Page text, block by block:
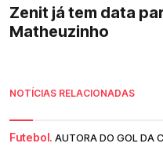
Zenit já tem data
Matheuzinho
NOTÍCIAS RELACIONADAS
Futebol. AUTORA DO GOL DA